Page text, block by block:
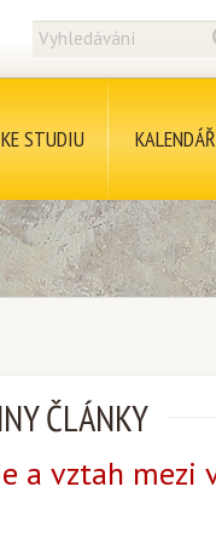
KE STUDIU KALENDÁŘ
ČLÁNKY
a vztah mezi